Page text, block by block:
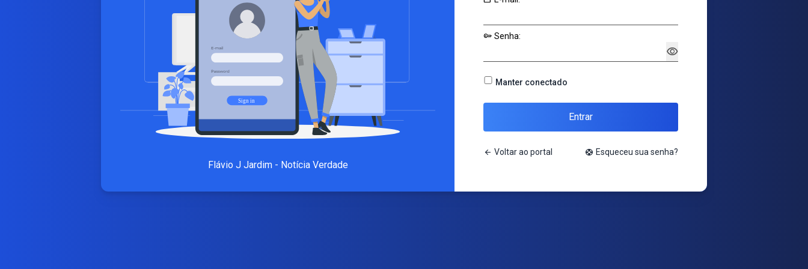
Flávio J Jardim - Notícia Verdade
key Senha:
visibility
Manter conectado
Entrar
arrow_back Voltar ao portal support Esqueceu sua senha?